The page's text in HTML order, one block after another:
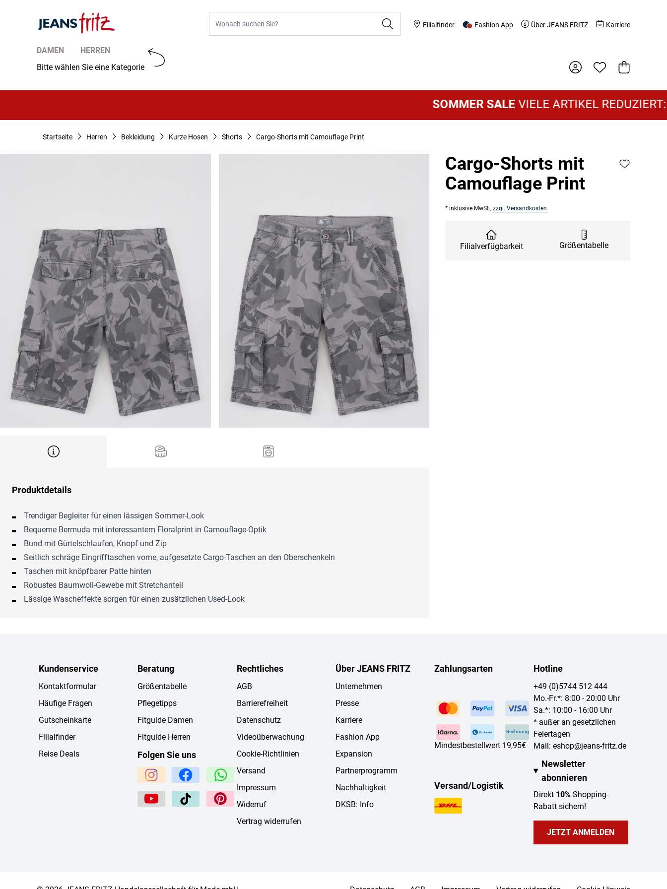
Filialfinder Fashion App Über JEANS FRITZ Karriere
DAMEN
HERREN
Bitte wählen Sie eine Kategorie
Warenkorb
SOMMER SALEVIELE ARTIKEL REDUZIERT:
Startseite Herren Bekleidung Kurze Hosen Shorts Cargo-Shorts mit Camouflage Print
Produktdetails
Trendiger Begleiter für einen lässigen Sommer-Look
Bequeme Bermuda mit interessantem Floralprint in Camouflage-Optik
Bund mit Gürtelschlaufen, Knopf und Zip
Seitlich schräge Eingrifftaschen vorne, aufgesetzte Cargo-Taschen an den Oberschenkeln
Taschen mit knöpfbarer Patte hinten
Robustes Baumwoll-Gewebe mit Stretchanteil
Lässige Wascheffekte sorgen für einen zusätzlichen Used-Look
Cargo-Shorts mit
Camouflage Print
* inklusive MwSt., zzgl. Versandkosten
Filialverfügbarkeit Größentabelle
Kundenservice
Kontaktformular
Häufige Fragen
Gutscheinkarte
Filialfinder
Reise Deals
Beratung
Größentabelle
Pflegetipps
Fitguide Damen
Fitguide Herren
Folgen Sie uns
Rechtliches
AGB
Barrierefreiheit
Datenschutz
Videoüberwachung
Cookie-Richtlinien
Versand
Impressum
Widerruf
Vertrag widerrufen
Über JEANS FRITZ
Unternehmen
Presse
Karriere
Fashion App
Expansion
Partnerprogramm
Nachhaltigkeit
DKSB: Info
Zahlungsarten
Rechnung
Mindestbestellwert 19,95€
Versand/Logistik
Hotline
+49 (0)5744 512 444
Mo.-Fr.*: 8:00 - 20:00 Uhr
Sa.*: 10:00 - 16:00 Uhr
* außer an gesetzlichen
Feiertagen
Mail: eshop@jeans-fritz.de
Newsletter
abonnieren
Direkt 10%Shopping-
Rabatt sichern!
JETZT ANMELDEN